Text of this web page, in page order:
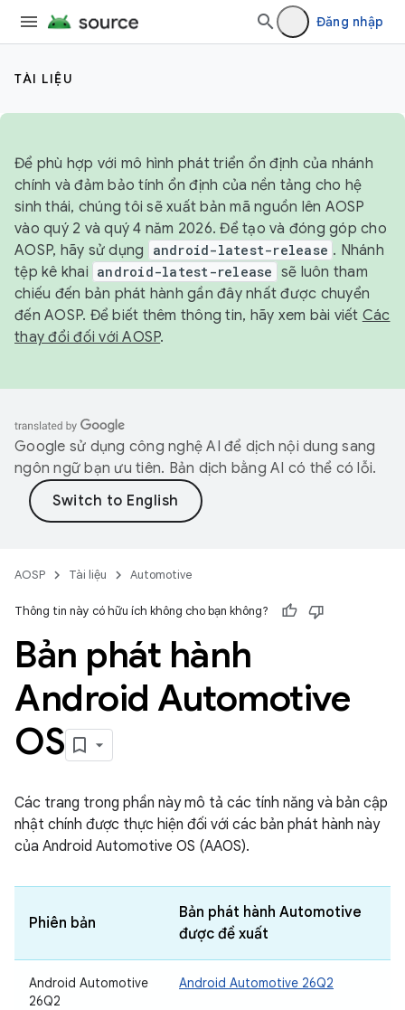
Đăng nhập
TÀI LIỆU
Để phù hợp với mô hình phát triển ổn định của nhánh
chính và đảm bảo tính ổn định của nền tảng cho hệ
sinh thái, chúng tôi sẽ xuất bản mã nguồn lên AOSP
vào quý 2 và quý 4 năm 2026. Để tạo và đóng góp cho
AOSP, hãy sử dụng
android-latest-release . Nhánh
tệp kê khai android-latest-release sẽ luôn tham
chiếu đến bản phát hành gần đây nhất được chuyển
đến AOSP. Để biết thêm thông tin, hãy xem bài viết Các
thay đổi đối với AOSP.
Google sử dụng công nghệ AI để dịch nội dung sang
ngôn ngữ bạn ưu tiên. Bản dịch bằng AI có thể có lỗi.
AOSP Tài liệu Automotive
Thông tin này có hữu ích không cho bạn không?
Bản phát hành
Android Automotive
OS
Các trang trong phần này mô tả các tính năng và bản cập
nhật chính được thực hiện đối với các bản phát hành này
của Android Automotive OS (AAOS).
Phiên bản
Bản phát hành Automotive
được đề xuất
Android Automotive
26Q2
Android Automotive 26Q2